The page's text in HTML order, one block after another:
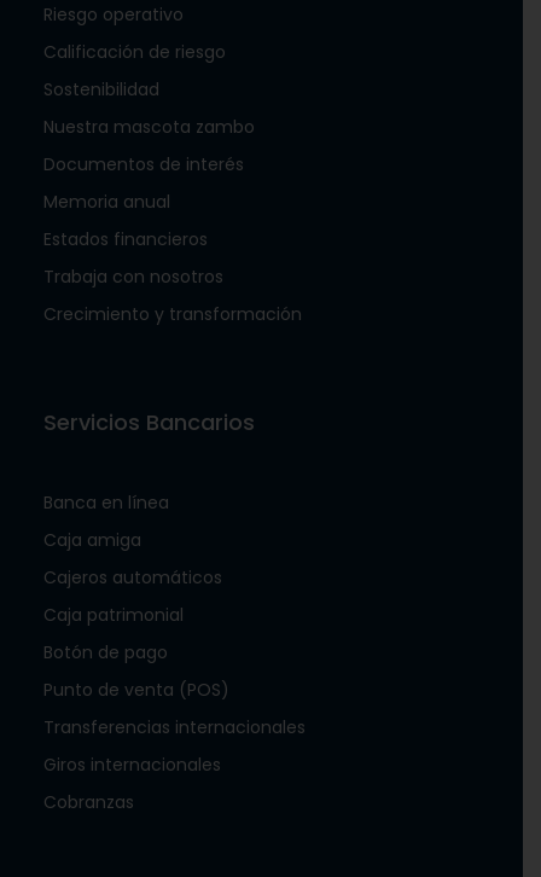
Riesgo operativo
Calificación de riesgo
Sostenibilidad
Nuestra mascota zambo
Documentos de interés
Memoria anual
Estados financieros
Trabaja con nosotros
Crecimiento y transformación
Servicios Bancarios
Banca en línea
Caja amiga
Cajeros automáticos
Caja patrimonial
Botón de pago
Punto de venta (POS)
Transferencias internacionales
Giros internacionales
Cobranzas